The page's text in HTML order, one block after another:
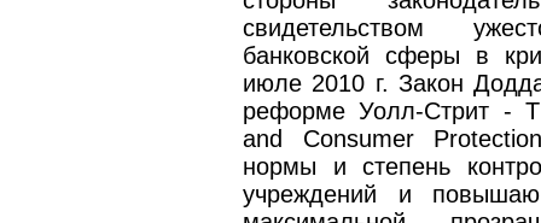
свидетельством
банковской сферы в
июле 2010 г. Закон
реформе Уолл-Стрит -
and Consumer
нормы и степень
учреждений и